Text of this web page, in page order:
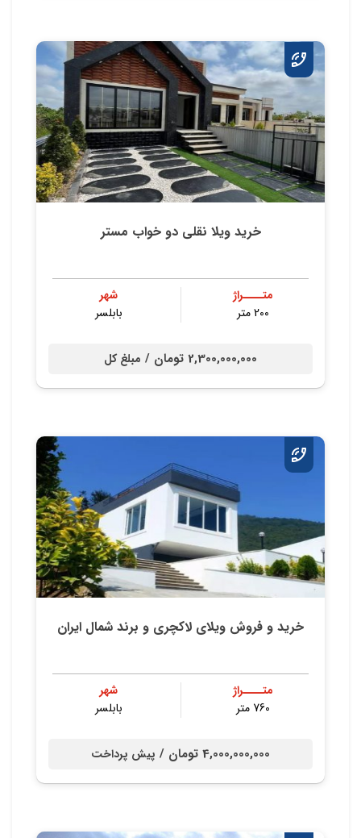
خرید ویلا نقلی دو خواب مستر
متــــراژ
200 متر
شهر
بابلسر
2,300,000,000 تومان / مبلغ کل
خرید و فروش ویلای لاکچری و برند شمال ایران
متــــراژ
760 متر
شهر
بابلسر
4,000,000,000 تومان / پیش پرداخت